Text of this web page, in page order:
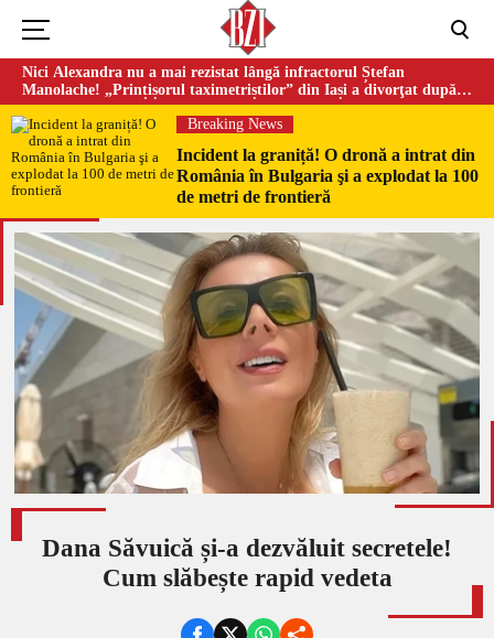
Nici Alexandra nu a mai rezistat lângă infractorul Ștefan
Manolache! „Prințișorul taximetriștilor” din Iași a divorţat după
doi ani de căsnicie
Breaking News
Incident la graniță! O dronă a intrat din
România în Bulgaria şi a explodat la 100
de metri de frontieră
Dana Săvuică și-a dezvăluit secretele!
Cum slăbește rapid vedeta